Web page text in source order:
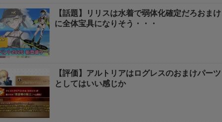
【話題】リリスは水着で弱体化確定だろおまけ
に全体宝具になりそう・・・
【評価】アルトリアはログレスのおまけパーツ
としてはいい感じか